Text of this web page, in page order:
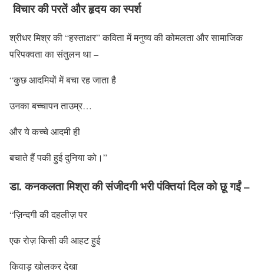
विचार की परतें और हृदय का स्पर्श
श्रीधर मिश्र की “हस्ताक्षर” कविता में मनुष्य की कोमलता और सामाजिक
परिपक्वता का संतुलन था –
“कुछ आदमियों में बचा रह जाता है
उनका बच्चापन ताउम्र…
और ये कच्चे आदमी ही
बचाते हैं पकी हुई दुनिया को।”
डा. कनकलता मिश्रा की संजीदगी भरी पंक्तियां दिल को छू गईं –
“ज़िन्दगी की दहलीज़ पर
एक रोज़ किसी की आहट हुई
किवाड़ खोलकर देखा